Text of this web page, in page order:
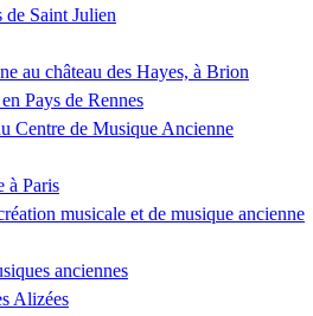
de Saint Julien
au château des Hayes, à Brion
Pays de Rennes
Centre de Musique Ancienne
à Paris
musicale et de musique ancienne
anciennes
Alizées